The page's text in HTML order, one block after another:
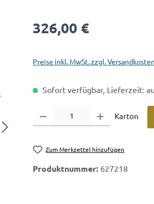
Regulärer Preis:
326,00 €
Preise inkl. MwSt. zzgl. Versandkosten
Sofort verfügbar, Lieferzeit:
Karton
Zum Merkzettel hinzufügen
Produktnummer: 627218